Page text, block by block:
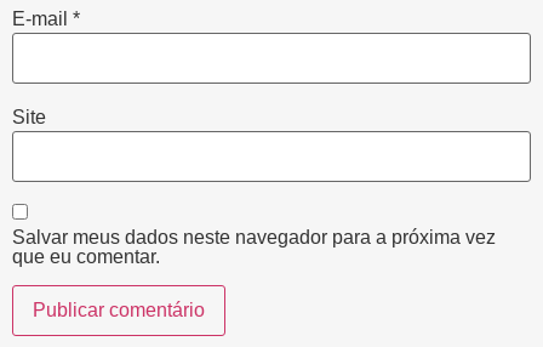
E-mail *
Site
Salvar meus dados neste navegador para a próxima vez
que eu comentar.